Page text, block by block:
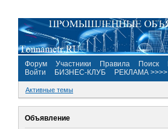
Форум Участники Правила Поиск
Войти
БИЗНЕС-КЛУБ РЕКЛАМА >>>>
Активные темы
Объявление